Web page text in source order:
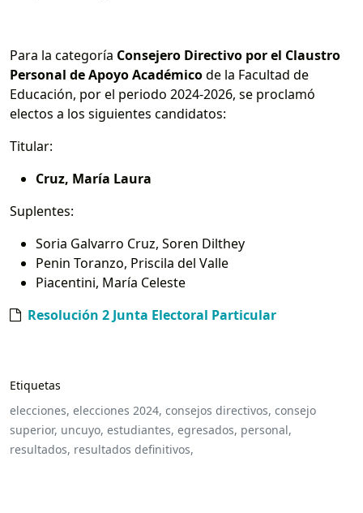
Para la categoría Consejero Directivo por el Claustro
Personal de Apoyo Académicode la Facultad de
Educación, por el periodo 2024-2026, se proclamó
electos a los siguientes candidatos:
Titular:
Cruz, María Laura
Suplentes:
Soria Galvarro Cruz, Soren Dilthey
Penin Toranzo, Priscila del Valle
Piacentini, María Celeste
Resolución 2 Junta Electoral Particular
Etiquetas
elecciones, elecciones 2024, consejos directivos, consejo
superior, uncuyo, estudiantes, egresados, personal,
resultados, resultados definitivos,